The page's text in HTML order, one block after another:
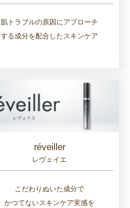
肌トラブルの原因にアプローチ
する成分を配合したスキンケア
réveiller
レヴェイエ
こだわりぬいた成分で
かつてないスキンケア実感を